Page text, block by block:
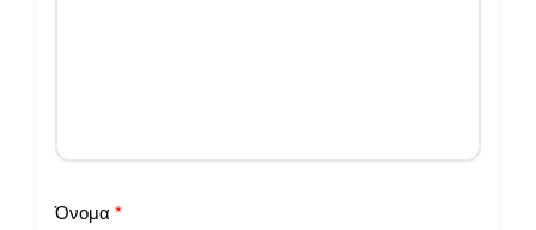
Όνομα *